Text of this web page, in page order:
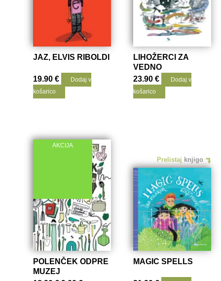
JAZ, ELVIS RIBOLDI
19.90€
Dodaj v
košarico
LIHOŽERCI ZA
VEDNO
23.90€
Dodaj v
košarico
AKCIJA
POLENČEK ODPRE
MUZEJ
Prelistaj knjigo
MAGIC SPELLS